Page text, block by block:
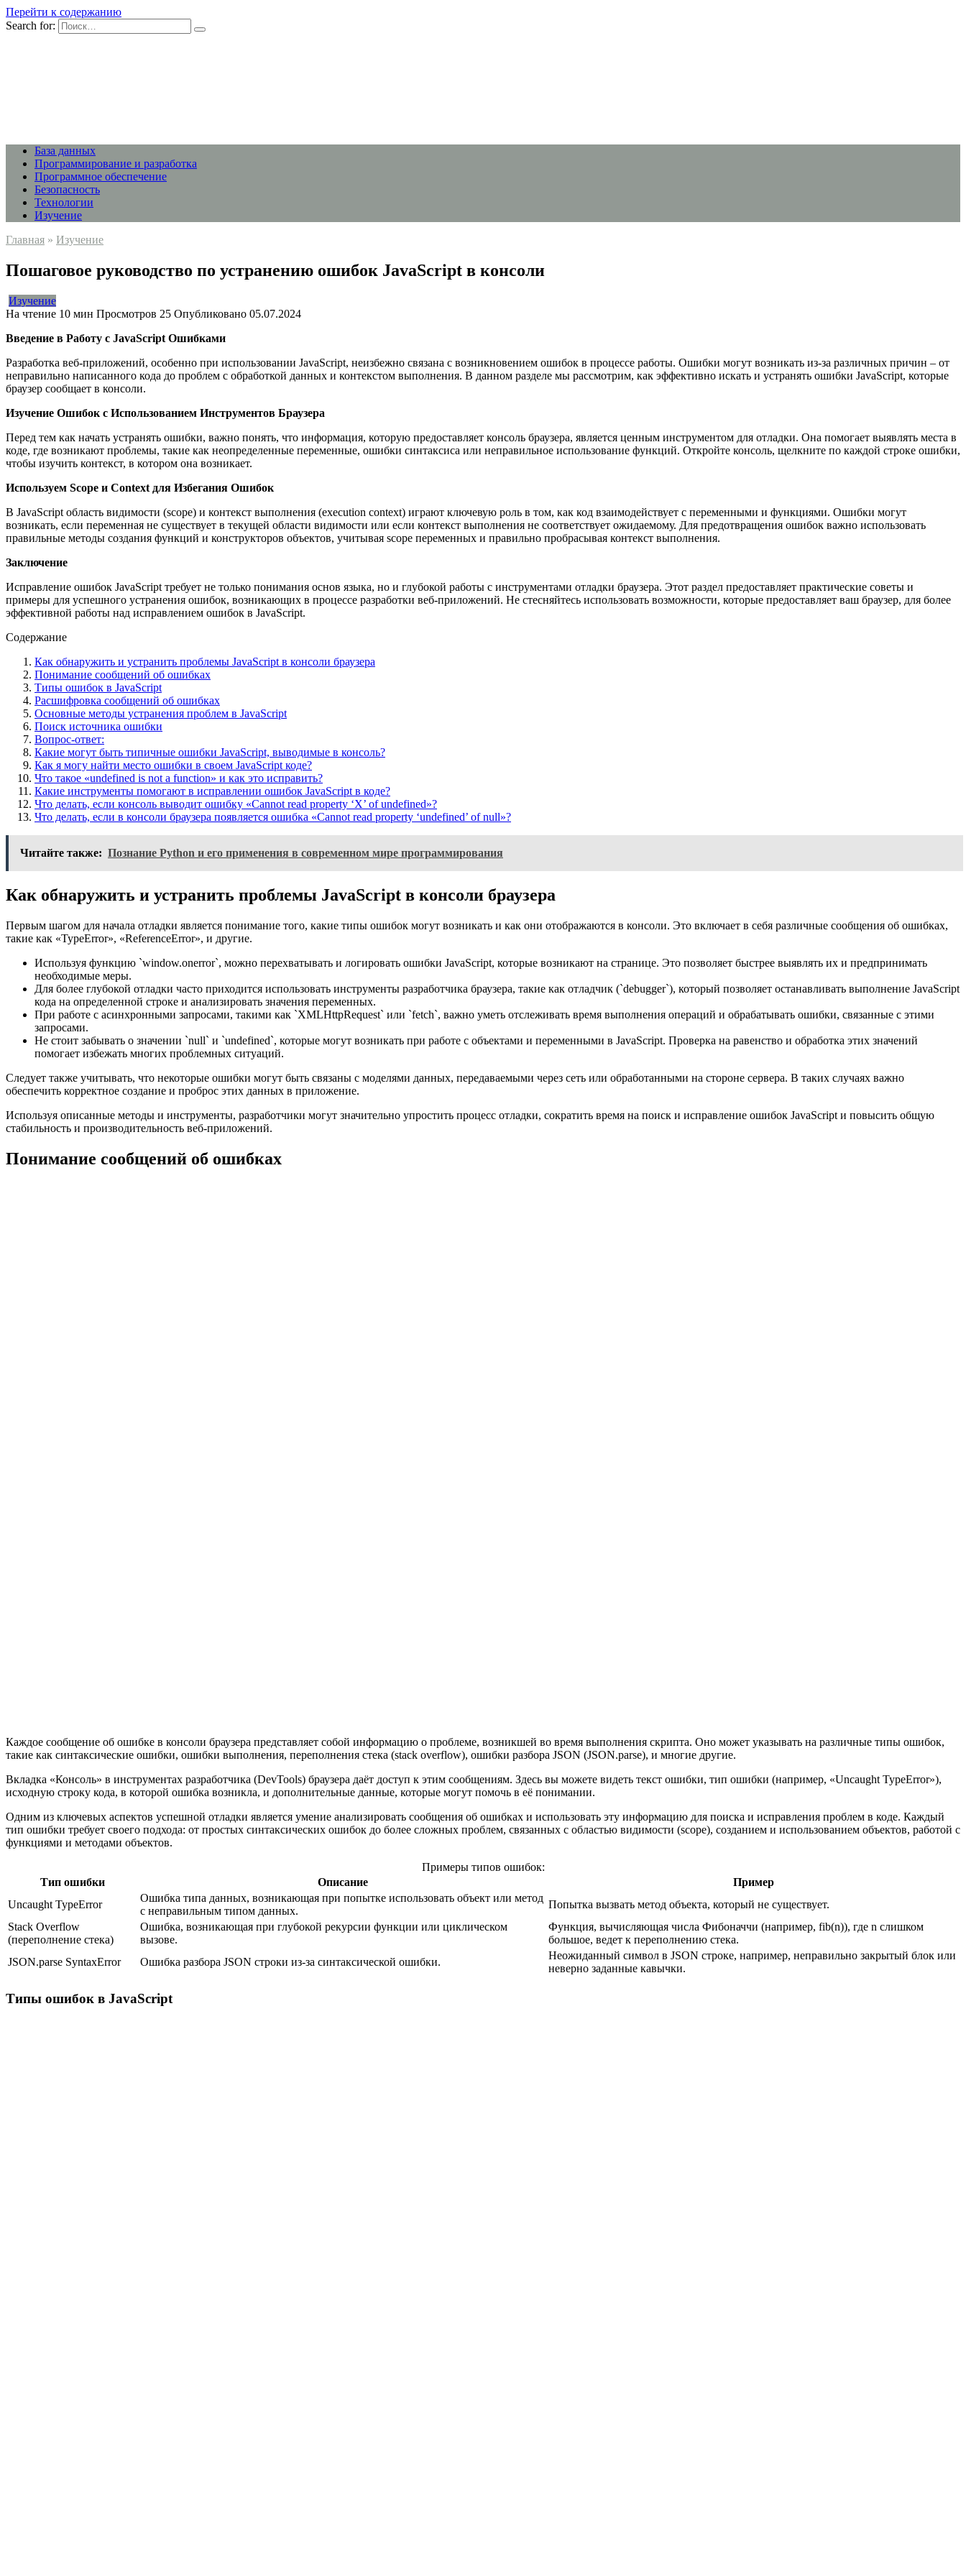
Перейти к содержанию
Search for:
База данных
Программирование и разработка
Программное обеспечение
Безопасность
Технологии
Изучение
Главная » Изучение
Пошаговое руководство по устранению ошибок JavaScript в консоли
Изучение
На чтение 10 мин Просмотров 25 Опубликовано 05.07.2024
Введение в Работу с JavaScript Ошибками
Разработка веб-приложений, особенно при использовании JavaScript, неизбежно связана с возникновением ошибок в процессе работы. Ошибки могут возникать из-за различных причин – от
неправильно написанного кода до проблем с обработкой данных и контекстом выполнения. В данном разделе мы рассмотрим, как эффективно искать и устранять ошибки JavaScript, которые
браузер сообщает в консоли.
Изучение Ошибок с Использованием Инструментов Браузера
Перед тем как начать устранять ошибки, важно понять, что информация, которую предоставляет консоль браузера, является ценным инструментом для отладки. Она помогает выявлять места в
коде, где возникают проблемы, такие как неопределенные переменные, ошибки синтаксиса или неправильное использование функций. Откройте консоль, щелкните по каждой строке ошибки,
чтобы изучить контекст, в котором она возникает.
Используем Scope и Context для Избегания Ошибок
В JavaScript область видимости (scope) и контекст выполнения (execution context) играют ключевую роль в том, как код взаимодействует с переменными и функциями. Ошибки могут
возникать, если переменная не существует в текущей области видимости или если контекст выполнения не соответствует ожидаемому. Для предотвращения ошибок важно использовать
правильные методы создания функций и конструкторов объектов, учитывая scope переменных и правильно пробрасывая контекст выполнения.
Заключение
Исправление ошибок JavaScript требует не только понимания основ языка, но и глубокой работы с инструментами отладки браузера. Этот раздел предоставляет практические советы и
примеры для успешного устранения ошибок, возникающих в процессе разработки веб-приложений. Не стесняйтесь использовать возможности, которые предоставляет ваш браузер, для более
эффективной работы над исправлением ошибок в JavaScript.
Содержание
Как обнаружить и устранить проблемы JavaScript в консоли браузера
Понимание сообщений об ошибках
Типы ошибок в JavaScript
Расшифровка сообщений об ошибках
Основные методы устранения проблем в JavaScript
Поиск источника ошибки
Вопрос-ответ:
Какие могут быть типичные ошибки JavaScript, выводимые в консоль?
Как я могу найти место ошибки в своем JavaScript коде?
Что такое «undefined is not a function» и как это исправить?
Какие инструменты помогают в исправлении ошибок JavaScript в коде?
Что делать, если консоль выводит ошибку «Cannot read property ‘X’ of undefined»?
Что делать, если в консоли браузера появляется ошибка «Cannot read property ‘undefined’ of null»?
Читайте также: Познание Python и его применения в современном мире программирования
Как обнаружить и устранить проблемы JavaScript в консоли браузера
Первым шагом для начала отладки является понимание того, какие типы ошибок могут возникать и как они отображаются в консоли. Это включает в себя различные сообщения об ошибках,
такие как «TypeError», «ReferenceError», и другие.
Используя функцию `window.onerror`, можно перехватывать и логировать ошибки JavaScript, которые возникают на странице. Это позволяет быстрее выявлять их и предпринимать
необходимые меры.
Для более глубокой отладки часто приходится использовать инструменты разработчика браузера, такие как отладчик (`debugger`), который позволяет останавливать выполнение JavaScript
кода на определенной строке и анализировать значения переменных.
При работе с асинхронными запросами, такими как `XMLHttpRequest` или `fetch`, важно уметь отслеживать время выполнения операций и обрабатывать ошибки, связанные с этими
запросами.
Не стоит забывать о значении `null` и `undefined`, которые могут возникать при работе с объектами и переменными в JavaScript. Проверка на равенство и обработка этих значений
помогает избежать многих проблемных ситуаций.
Следует также учитывать, что некоторые ошибки могут быть связаны с моделями данных, передаваемыми через сеть или обработанными на стороне сервера. В таких случаях важно
обеспечить корректное создание и проброс этих данных в приложение.
Используя описанные методы и инструменты, разработчики могут значительно упростить процесс отладки, сократить время на поиск и исправление ошибок JavaScript и повысить общую
стабильность и производительность веб-приложений.
Понимание сообщений об ошибках
Каждое сообщение об ошибке в консоли браузера представляет собой информацию о проблеме, возникшей во время выполнения скрипта. Оно может указывать на различные типы ошибок,
такие как синтаксические ошибки, ошибки выполнения, переполнения стека (stack overflow), ошибки разбора JSON (JSON.parse), и многие другие.
Вкладка «Консоль» в инструментах разработчика (DevTools) браузера даёт доступ к этим сообщениям. Здесь вы можете видеть текст ошибки, тип ошибки (например, «Uncaught TypeError»),
исходную строку кода, в которой ошибка возникла, и дополнительные данные, которые могут помочь в её понимании.
Одним из ключевых аспектов успешной отладки является умение анализировать сообщения об ошибках и использовать эту информацию для поиска и исправления проблем в коде. Каждый
тип ошибки требует своего подхода: от простых синтаксических ошибок до более сложных проблем, связанных с областью видимости (scope), созданием и использованием объектов, работой с
функциями и методами объектов.
Примеры типов ошибок:
Тип ошибки
Описание
Пример
Uncaught TypeError
Ошибка типа данных, возникающая при попытке использовать объект или метод
с неправильным типом данных.
Попытка вызвать метод объекта, который не существует.
Stack Overflow
(переполнение стека)
Ошибка, возникающая при глубокой рекурсии функции или циклическом
вызове.
Функция, вычисляющая числа Фибоначчи (например, fib(n)), где n слишком
большое, ведет к переполнению стека.
JSON.parse SyntaxError
Ошибка разбора JSON строки из-за синтаксической ошибки.
Неожиданный символ в JSON строке, например, неправильно закрытый блок или
неверно заданные кавычки.
Типы ошибок в JavaScript